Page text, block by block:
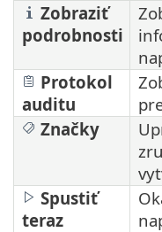
Zobraziť
podrobnosti
Protokol
auditu
Značky
Spustiť
teraz